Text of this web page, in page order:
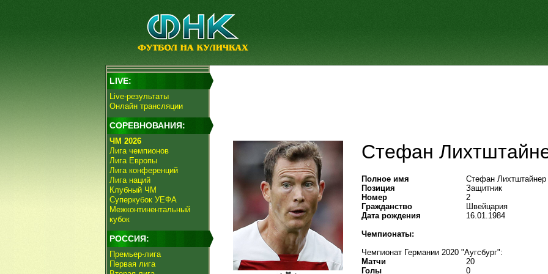
LIVE:
Live-результаты
Онлайн трансляции
СОРЕВНОВАНИЯ:
ЧМ 2026
Лига чемпионов
Лига Европы
Лига конференций
Лига наций
Клубный ЧМ
Суперкубок УЕФА
Межконтинентальный
кубок
РОССИЯ:
Премьер-лига
Первая лига
Стефан
Полное имя
Стефан Лихтштайнер
Позиция
Защитник
Номер
2
Гражданство
Швейцария
Дата рождения
16.01.1984
Чемпионаты:
Чемпионат Германии 2020 "Аугсбург":
Матчи
20
Голы
0